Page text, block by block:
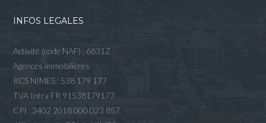
INFOS LEGALES
Activité (code NAF) : 6831Z
Agences immobilières
RCS NIMES : 538 179 177
TVA Intra FR 91538179177
CPI : 3402 2018 000 023 857